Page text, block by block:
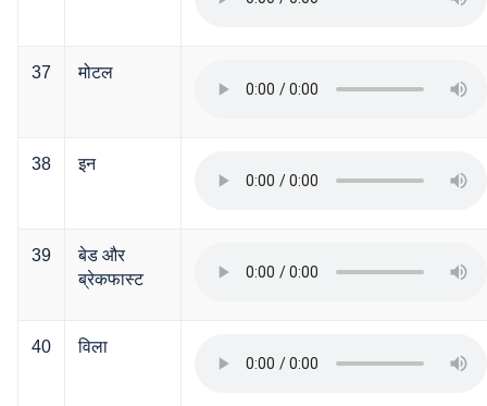
37 मोटल
38 इन
39
बेड और
ब्रेकफास्ट
40 विला